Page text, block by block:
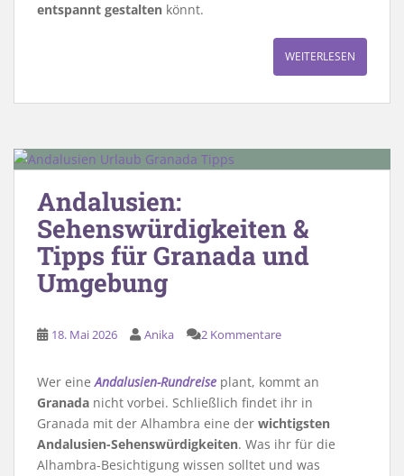
entspannt gestalten könnt.
WEITERLESEN
Andalusien:
Sehenswürdigkeiten &
Tipps für Granada und
Umgebung
18. Mai 2026 Anika 2 Kommentare
Wer eineAndalusien-Rundreise plant, kommt an
Granada nicht vorbei. Schließlich findet ihr in
Granada mit der Alhambra eine der wichtigsten
Andalusien-Sehenswürdigkeiten. Was ihr für die
Alhambra-Besichtigung wissen solltet und was